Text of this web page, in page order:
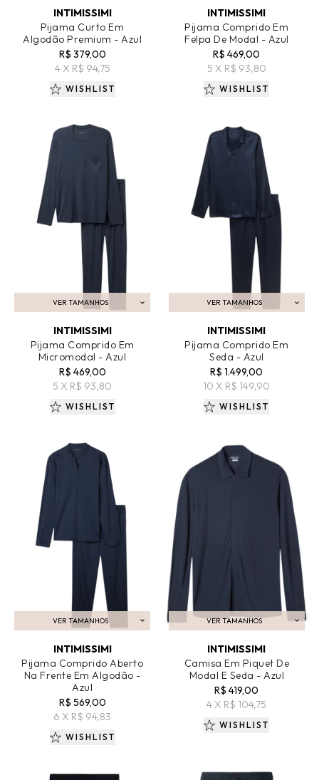
INTIMISSIMI
Pijama Curto Em
Algodão Premium - Azul
R$ 379,00
4 X R$ 94,75
WISHLIST
INTIMISSIMI
Pijama Comprido Em
Felpa De Modal - Azul
R$ 469,00
5 X R$ 93,80
WISHLIST
VER TAMANHOS
ADICIONAR AO CARRINHO
INTIMISSIMI
Pijama Comprido Em
Micromodal - Azul
R$ 469,00
5 X R$ 93,80
WISHLIST
VER TAMANHOS
ADICIONAR AO CARRINHO
INTIMISSIMI
Pijama Comprido Em
Seda - Azul
R$ 1.499,00
10 X R$ 149,90
WISHLIST
VER TAMANHOS
ADICIONAR AO CARRINHO
INTIMISSIMI
Pijama Comprido Aberto
Na Frente Em Algodão -
Azul
R$ 569,00
6 X R$ 94,83
WISHLIST
VER TAMANHOS
ADICIONAR AO CARRINHO
INTIMISSIMI
Camisa Em Piquet De
Modal E Seda - Azul
R$ 419,00
4 X R$ 104,75
WISHLIST